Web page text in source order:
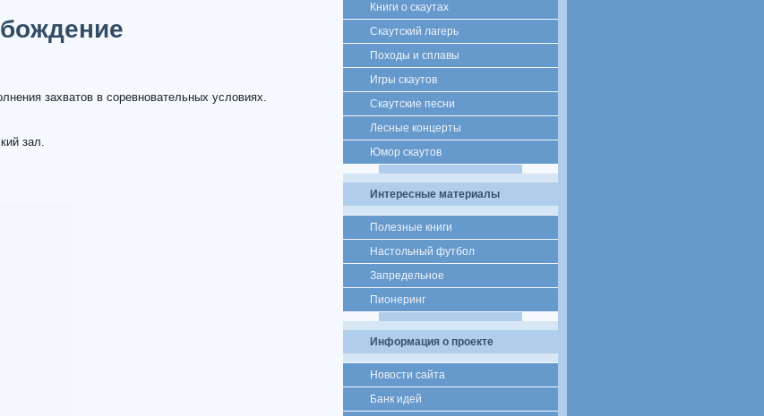
захватов в соревновательных условиях.
зал.
Книги о скаутах
Скаутский лагерь
Походы и сплавы
Игры скаутов
Скаутские песни
Лесные концерты
Юмор скаутов
Интересные материалы
Полезные книги
Настольный футбол
Запредельное
Пионеринг
Информация о проекте
Новости сайта
Банк идей